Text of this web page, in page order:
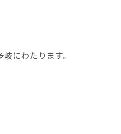
にわたります。